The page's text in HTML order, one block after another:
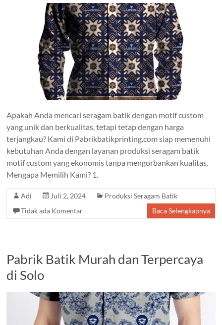
Apakah Anda mencari seragam batik dengan motif custom
yang unik dan berkualitas, tetapi tetap dengan harga
terjangkau? Kami di Pabrikbatikprinting.com siap memenuhi
kebutuhan Anda dengan layanan produksi seragam batik
motif custom yang ekonomis tanpa mengorbankan kualitas.
Mengapa Memilih Kami? 1.
Adi Juli 2, 2024
Produksi Seragam Batik
Tidak ada Komentar
Baca Selengkapnya
Pabrik Batik Murah dan Terpercaya
di Solo